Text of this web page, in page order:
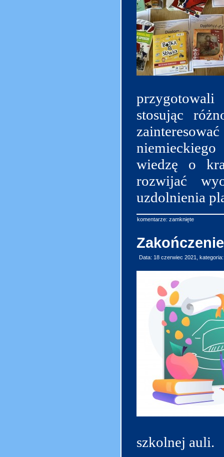
stosując
wiedzę o
rozwijać
uzdolnienia
komentarze: zamknięte
Data: 18 czerwiec 2021,
szkolnej auli.